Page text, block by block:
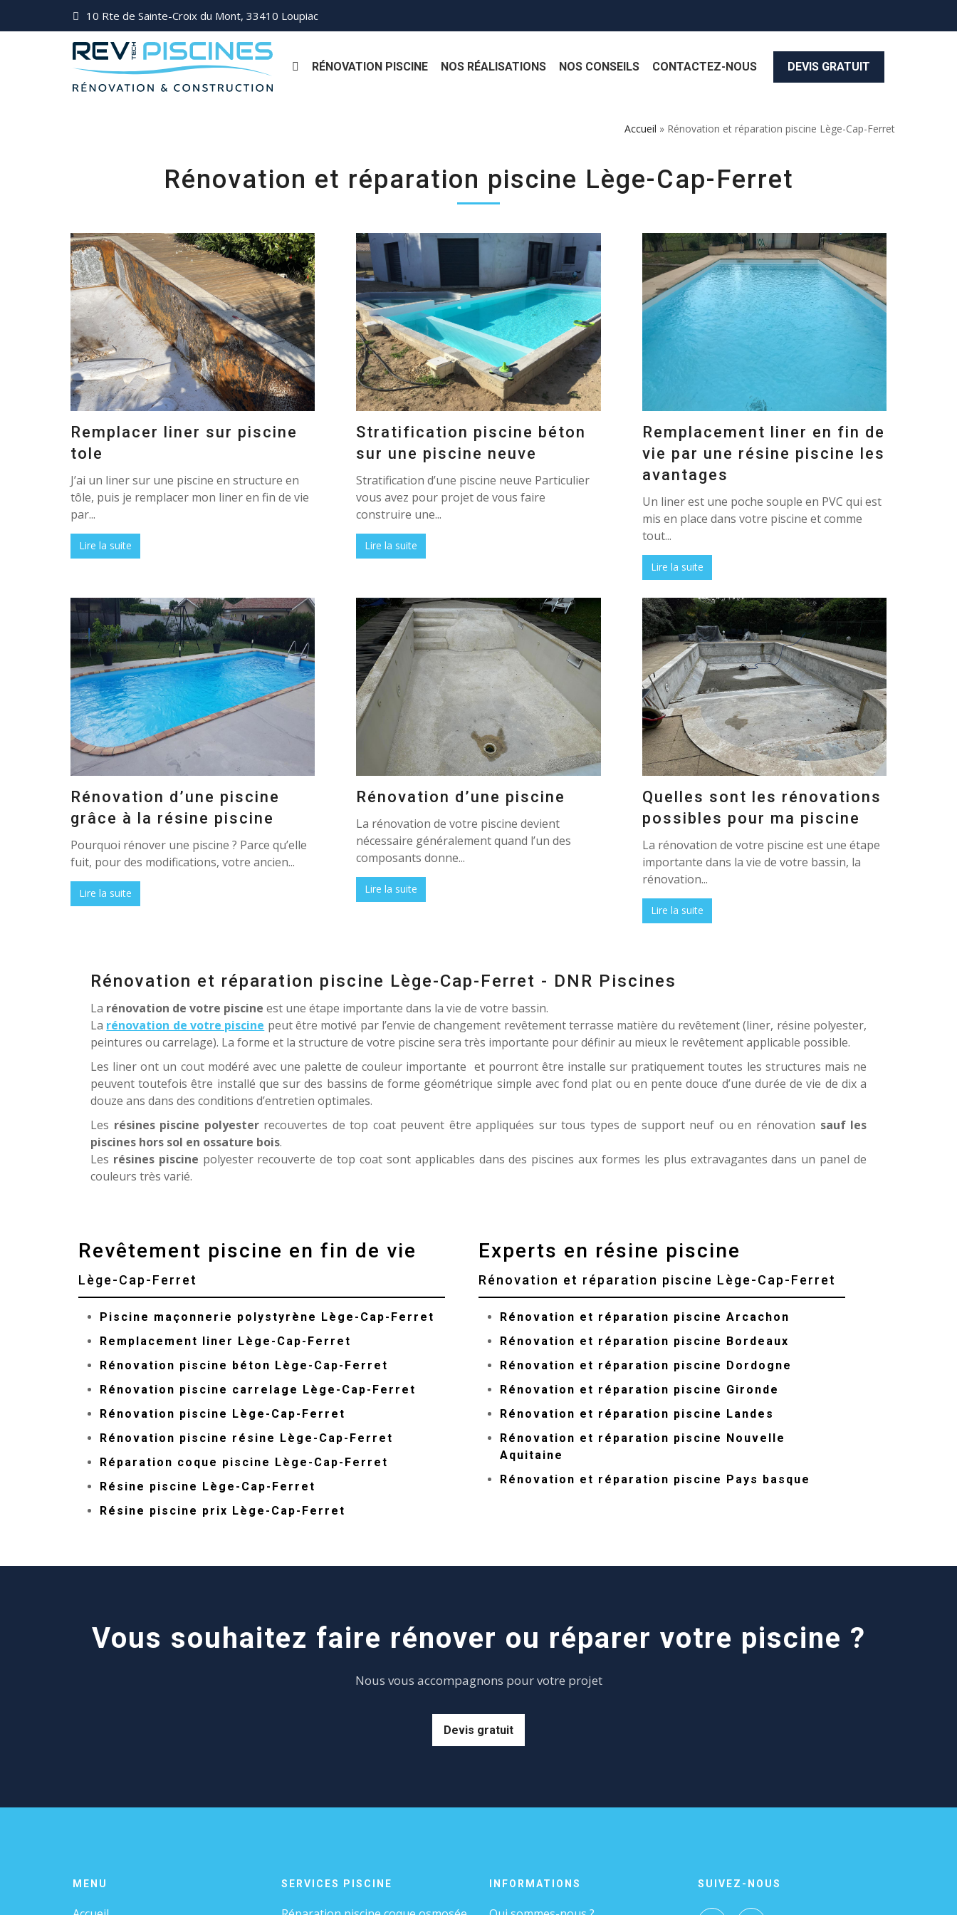
10 Rte de Sainte-Croix du Mont, 33410 Loupiac
RÉNOVATION PISCINE NOS RÉALISATIONS NOS CONSEILS CONTACTEZ-NOUS DEVIS GRATUIT
Accueil » Rénovation et réparation piscine Lège-Cap-Ferret
Rénovation et réparation piscine Lège-Cap-Ferret
Remplacer liner sur piscine
tole
J’ai un liner sur une piscine en structure en
tôle, puis je remplacer mon liner en fin de vie
par...
Lire la suite
Stratification piscine béton
sur une piscine neuve
Stratification d’une piscine neuve Particulier
vous avez pour projet de vous faire
construire une...
Lire la suite
Remplacement liner en fin de
vie par une résine piscine les
avantages
Un liner est une poche souple en PVC qui est
mis en place dans votre piscine et comme
tout...
Lire la suite
Rénovation d’une piscine
grâce à la résine piscine
Pourquoi rénover une piscine ? Parce qu’elle
fuit, pour des modifications, votre ancien...
Lire la suite
Rénovation d’une piscine
La rénovation de votre piscine devient
nécessaire généralement quand l’un des
composants donne...
Lire la suite
Quelles sont les rénovations
possibles pour ma piscine
La rénovation de votre piscine est une étape
importante dans la vie de votre bassin, la
rénovation...
Lire la suite
Rénovation et réparation piscine Lège-Cap-Ferret - DNR Piscines
La rénovation de votre piscine est une étape importante dans la vie de votre bassin.
La rénovation de votre piscine peut être motivé par l’envie de changement revêtement terrasse matière du revêtement (liner, résine polyester,
peintures ou carrelage). La forme et la structure de votre piscine sera très importante pour définir au mieux le revêtement applicable possible.
Les liner ont un cout modéré avec une palette de couleur importante et pourront être installe sur pratiquement toutes les structures mais ne
peuvent toutefois être installé que sur des bassins de forme géométrique simple avec fond plat ou en pente douce d’une durée de vie de dix a
douze ans dans des conditions d’entretien optimales.
Les résines piscine polyesterrecouvertes de top coat peuvent être appliquées sur tous types de support neuf ou en rénovation sauf les
piscines hors sol en ossature bois.
Les résines piscine polyester recouverte de top coat sont applicables dans des piscines aux formes les plus extravagantes dans un panel de
couleurs très varié.
Revêtement piscine en fin de vie
Lège-Cap-Ferret
Piscine maçonnerie polystyrène Lège-Cap-Ferret
Remplacement liner Lège-Cap-Ferret
Rénovation piscine béton Lège-Cap-Ferret
Rénovation piscine carrelage Lège-Cap-Ferret
Rénovation piscine Lège-Cap-Ferret
Rénovation piscine résine Lège-Cap-Ferret
Réparation coque piscine Lège-Cap-Ferret
Résine piscine Lège-Cap-Ferret
Résine piscine prix Lège-Cap-Ferret
Experts en résine piscine
Rénovation et réparation piscine Lège-Cap-Ferret
Rénovation et réparation piscine Arcachon
Rénovation et réparation piscine Bordeaux
Rénovation et réparation piscine Dordogne
Rénovation et réparation piscine Gironde
Rénovation et réparation piscine Landes
Rénovation et réparation piscine Nouvelle
Aquitaine
Rénovation et réparation piscine Pays basque
Vous souhaitez faire rénover ou réparer votre piscine ?
Nous vous accompagnons pour votre projet
Devis gratuit
MENU SERVICES PISCINE INFORMATIONS SUIVEZ-NOUS